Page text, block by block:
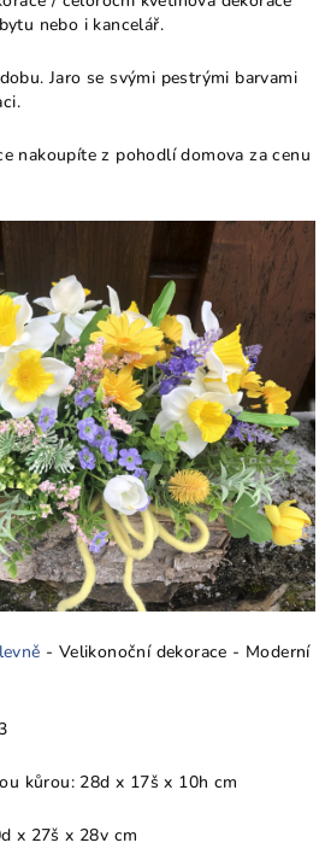
nebo i kancelář.
Jaro se svými pestrými barvami
nakoupíte z pohodlí domova za cenu
- Velikonoční dekorace - Moderní
kůrou: 28d x 17š x 10h cm
d x 27š x 28v cm